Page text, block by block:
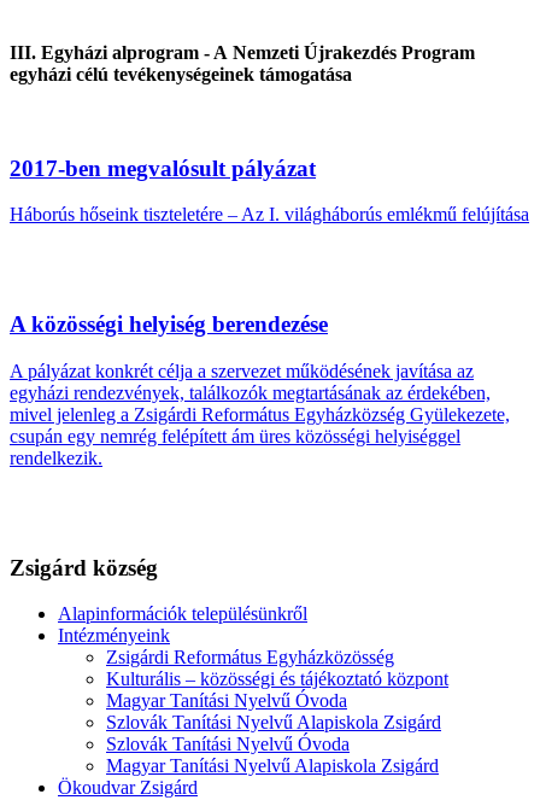
III. Egyházi alprogram - A Nemzeti Újrakezdés Program
egyházi célú tevékenységeinek támogatása
2017-ben megvalósult pályázat
Háborús hőseink tiszteletére – Az I. világháborús emlékmű felújítása
A közösségi helyiség berendezése
A pályázat konkrét célja a szervezet működésének javítása az
egyházi rendezvények, találkozók megtartásának az érdekében,
mivel jelenleg a Zsigárdi Református Egyházközség Gyülekezete,
csupán egy nemrég felépített ám üres közösségi helyiséggel
rendelkezik.
Zsigárd község
Alapinformációk településünkről
Intézményeink
Zsigárdi Református Egyházközösség
Kulturális – közösségi és tájékoztató központ
Magyar Tanítási Nyelvű Óvoda
Szlovák Tanítási Nyelvű Alapiskola Zsigárd
Szlovák Tanítási Nyelvű Óvoda
Magyar Tanítási Nyelvű Alapiskola Zsigárd
Ökoudvar Zsigárd